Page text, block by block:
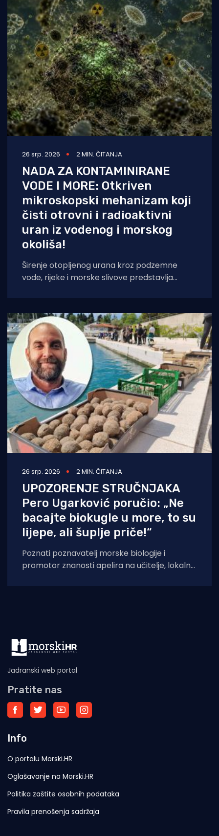
26 srp. 2026 2 MIN. ČITANJA
NADA ZA KONTAMINIRANE
VODE I MORE: Otkriven
mikroskopski mehanizam koji
čisti otrovni i radioaktivni
uran iz vodenog i morskog
okoliša!
Širenje otopljenog urana kroz podzemne
vode, rijeke i morske slivove predstavlja
26 srp. 2026 2 MIN. ČITANJA
UPOZORENJE STRUČNJAKA
Pero Ugarković poručio: „Ne
bacajte biokugle u more, to su
lijepe, ali šuplje priče!“
Poznati poznavatelj morske biologije i
promotor znanosti apelira na učitelje, lokalne
Jadranski web portal
Pratite nas
Info
O portalu Morski.HR
Oglašavanje na Morski.HR
Politika zaštite osobnih podataka
Pravila prenošenja sadržaja